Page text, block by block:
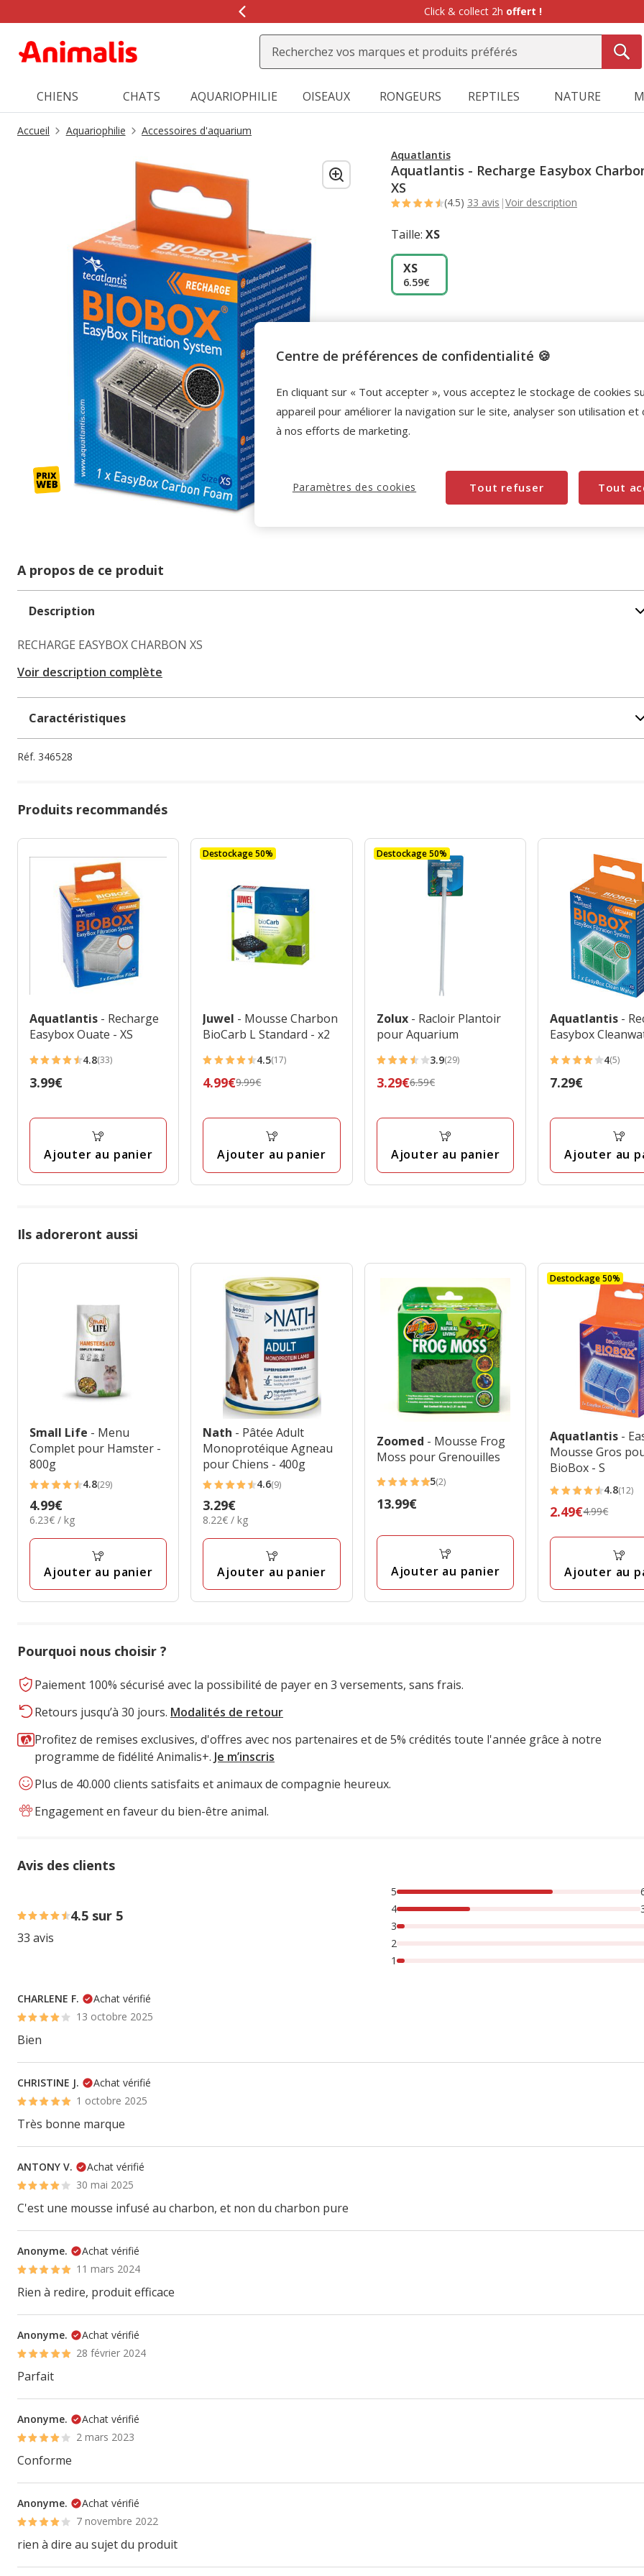
de
message,
Click & collect 2h offert !
CHIENS CHATS AQUARIOPHILIE OISEAUX RONGEURS REPTILES NATURE
Accueil Aquariophilie
Accessoires d'aquarium
Aquatlantis
Aquatlantis - Recharge Easybox
XS
(4.5) 33 avis |Voir description
Taille: XS
XS
6.59€
A propos de ce produit
Description
RECHARGE EASYBOX CHARBON XS
Voir description complète
Caractéristiques
Réf. 346528
Produits recommandés
Aquatlantis - Recharge
Easybox Ouate - XS
4.8
étoiles
33
4.8(33)
Prix
3.99€
Ajouter au panier
Destockage 50%
Juwel - Mousse Charbon
BioCarb L Standard - x2
4.5
étoiles
17
4.5(17)
Prix
9.99€,
final
4.99€
4.99€9.99€
Ajouter au panier
Destockage 50%
Zolux - Racloir Plantoir
pour Aquarium
3.9
étoiles
29
3.9(29)
Prix
6.59€,
final
3.29€
3.29€6.59€
Ajouter au panier
Aquatlantis -
Easybox
4
étoiles
5
4(5)
Prix
7.29€
Ajouter au
Ils adoreront aussi
Small Life - Menu
Complet pour Hamster -
800g
4.8
étoiles
avec
29
4.8(29)
Prix
4.99€
4.99€
6.23€
Kg
6.23€ / kg
Ajouter au panier
Nath - Pâtée Adult
Monoprotéique Agneau
pour Chiens - 400g
4.6
étoiles
avec
9
4.6(9)
Prix
3.29€
3.29€
8.22€
Kg
8.22€ / kg
Ajouter au panier
Zoomed - Mousse Frog
Moss pour Grenouilles
5
étoiles
2
5(2)
Prix
13.99€
Ajouter au panier
Destockage 50%
Aquatlantis -
Mousse Gros
BioBox - S
4.8
étoiles
avis
4.8(12)
Prix
4.99€,
final
2.49€4.99€
Ajouter au
Pourquoi nous choisir ?
Paiement 100% sécurisé avec la possibilité de payer en 3 versements, sans frais.
Retours jusqu’à 30 jours. Modalités de retour
Profitez de remises exclusives, d'offres avec nos partenaires et de 5% crédités toute l'année grâce à notre
programme de fidélité Animalis+. Je m’inscris
Plus de 40.000 clients satisfaits et animaux de compagnie heureux.
Engagement en faveur du bien-être animal.
Avis des clients
4.5 sur 5
33 avis
64% des personnes lont noté avec {1} étoiles, 30% des personnes lont noté avec {1} étoiles, 3% des personnes
5
4
3
2
1
CHARLENE F.
Achat vérifié
13 octobre 2025
Bien
CHRISTINE J.
Achat vérifié
1 octobre 2025
Très bonne marque
ANTONY V.
Achat vérifié
30 mai 2025
C'est une mousse infusé au charbon, et non du charbon pure
Anonyme.
Achat vérifié
11 mars 2024
Rien à redire, produit efficace
Anonyme.
Achat vérifié
28 février 2024
Parfait
Anonyme.
Achat vérifié
2 mars 2023
Conforme
Anonyme.
Achat vérifié
7 novembre 2022
rien à dire au sujet du produit
Centre de préférences de confidentialité 🍪
En cliquant sur « Tout accepter », vous acceptez le stockage de cookies
appareil pour améliorer la navigation sur le site, analyser son utilisation et
à nos efforts de marketing.
Tout refuser Tout
Paramètres des cookies